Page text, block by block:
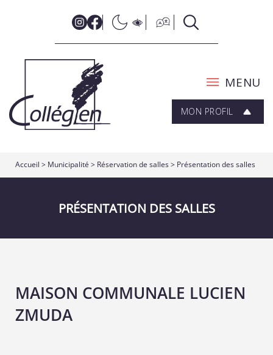
MENU
MON PROFIL
Accueil > Municipalité > Réservation de salles> Présentation des salles
PRÉSENTATION DES SALLES
MAISON COMMUNALE LUCIEN
ZMUDA